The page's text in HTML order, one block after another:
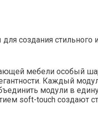
создания стильного
мебели особый
Каждый
модули в
soft-touch создают